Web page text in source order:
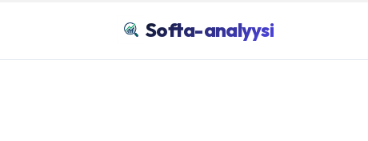
Softa-analyysi